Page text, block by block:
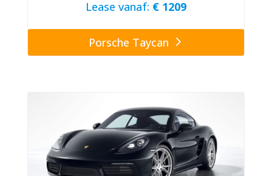
Lease vanaf: € 1209
Porsche Taycan